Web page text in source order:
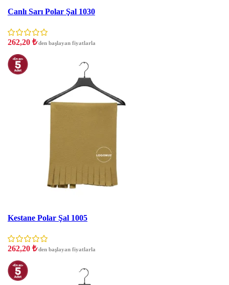
Canlı Sarı Polar Şal 1030
262,20 ₺'den başlayan fiyatlarla
Kestane Polar Şal 1005
262,20 ₺'den başlayan fiyatlarla